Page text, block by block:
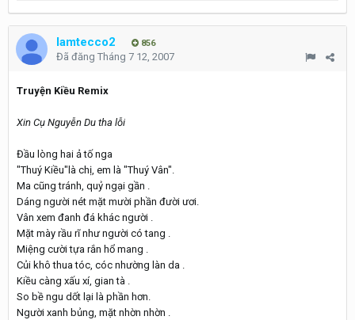
lamtecco2 856
Đã đăng Tháng 7 12, 2007
Truyện Kiều Remix
Xin Cụ Nguyễn Du tha lỗi
Đầu lòng hai ả tố nga
"Thuý Kiều"là chị, em là "Thuý Vân".
Ma cũng tránh, quỷ ngại gần .
Dáng người nét mặt mười phần đười ươi.
Vân xem đanh đá khác người .
Mặt mày rầu rĩ như người có tang .
Miệng cười tựa rắn hổ mang .
Củi khô thua tóc, cóc nhường làn da .
Kiều càng xấu xí, gian tà .
So bề ngu dốt lại là phần hơn.
Người xanh bủng, mặt nhờn nhờn .